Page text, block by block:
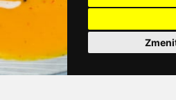
Moje
Pridať